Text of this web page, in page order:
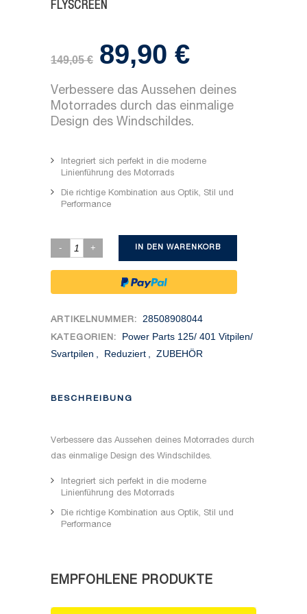
FLYSCREEN
149,05€
Ursprünglicher
war:
149,05 €
89,90 €
ist:
89,90 €.
Verbessere das Aussehen deines
Motorrades durch das einmalige
Design des Windschildes.
Integriert sich perfekt in die moderne
Linienführung des Motorrads
Die richtige Kombination aus Optik, Stil und
Performance
IN DEN WARENKORB
ARTIKELNUMMER: 28508908044
KATEGORIEN:
Power Parts 125/ 401 Vitpilen/
Svartpilen
Reduziert ZUBEHÖR
BESCHREIBUNG
Verbessere das Aussehen deines Motorrades durch
das einmalige Design des Windschildes.
Integriert sich perfekt in die moderne
Linienführung des Motorrads
Die richtige Kombination aus Optik, Stil und
Performance
EMPFOHLENE PRODUKTE